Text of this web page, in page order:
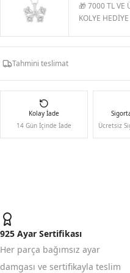
🎁 7000 TL VE
KOLYE HEDİYE
Tahmini teslimat
Kolay İade
14 Gün İçinde İade
Ücretsiz
925 Ayar Sertifikası
Her parça bağımsız ayar
damgası ve sertifikayla teslim